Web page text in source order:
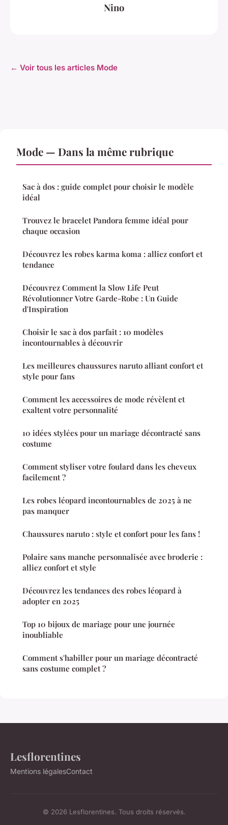
Nino
← Voir tous les articles Mode
Mode — Dans la même rubrique
Sac à dos : guide complet pour choisir le modèle
idéal
Trouvez le bracelet Pandora femme idéal pour
chaque occasion
Découvrez les robes karma koma : alliez confort et
tendance
Découvrez Comment la Slow Life Peut
Révolutionner Votre Garde-Robe : Un Guide
d'Inspiration
Choisir le sac à dos parfait : 10 modèles
incontournables à découvrir
Les meilleures chaussures naruto alliant confort et
style pour fans
Comment les accessoires de mode révèlent et
exaltent votre personnalité
10 idées stylées pour un mariage décontracté sans
costume
Comment styliser votre foulard dans les cheveux
facilement ?
Les robes léopard incontournables de 2025 à ne
pas manquer
Chaussures naruto : style et confort pour les fans !
Polaire sans manche personnalisée avec broderie :
alliez confort et style
Découvrez les tendances des robes léopard à
adopter en 2025
Top 10 bijoux de mariage pour une journée
inoubliable
Comment s'habiller pour un mariage décontracté
sans costume complet ?
Lesflorentines
Mentions légalesContact
© 2026 Lesflorentines. Tous droits réservés.